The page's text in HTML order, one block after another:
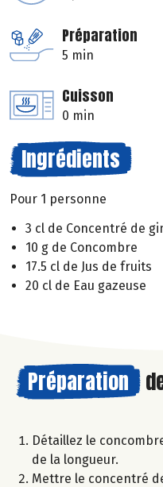
Préparation
5 min
Cuisson
0 min
Ingrédients
Pour 1 personne
3 cl de Concentré de
10 g de Concombre
17.5 cl de Jus de fruits
20 cl de Eau gazeuse
Préparation
Détaillez le
de la longueur.
Mettre le concentré